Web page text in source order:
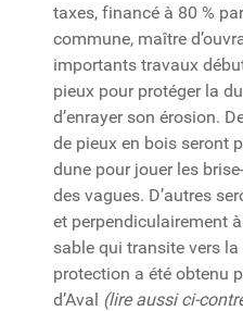
taxes, financé à 80 %
commune, maître
importants travaux
pieux pour protéger la
d’enrayer son érosion.
de pieux en bois seront
dune pour jouer les
des vagues. D’autres
et perpendiculairement
sable qui transite vers
protection a été obtenu
d’Aval (lire aussi ci-